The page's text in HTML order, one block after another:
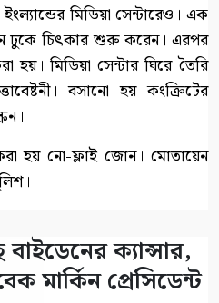
ইংল্যান্ডের মিডিয়া সেন্টারেও। এক
ঢুকে চিৎকার শুরু করেন। এরপর
হয়। মিডিয়া সেন্টার ঘিরে তৈরি
বসানো হয় কংক্রিটের
হয় নো-ফ্লাই জোন। মোতায়েন
ক্যান্সার,
মার্কিন প্রেসিডেন্ট